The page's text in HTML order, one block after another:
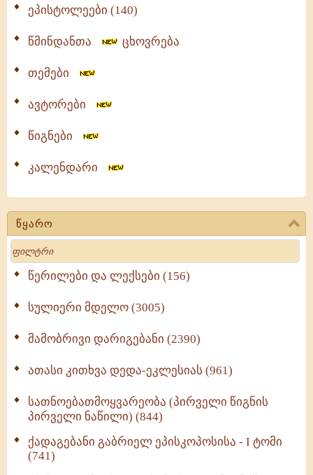
ეპისტოლეები (140)
წმინდანთა ცხოვრება
თემები
ავტორები
წიგნები
კალენდარი
წყარო
Search
წერილები და ლექსები (156)
სულიერი მდელო (3005)
მამობრივი დარიგებანი (2390)
ათასი კითხვა დედა-ეკლესიას (961)
სათნოებათმოყვარეობა (პირველი წიგნის
პირველი ნაწილი) (844)
ქადაგებანი გაბრიელ ეპისკოპოსისა - I ტომი
(741)